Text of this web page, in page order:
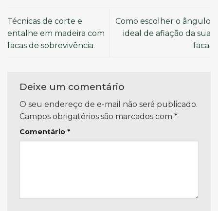
Técnicas de corte e
entalhe em madeira com
facas de sobrevivência.
Como escolher o ângulo
ideal de afiação da sua
faca.
Deixe um comentário
O seu endereço de e-mail não será publicado.
Campos obrigatórios são marcados com *
Comentário *